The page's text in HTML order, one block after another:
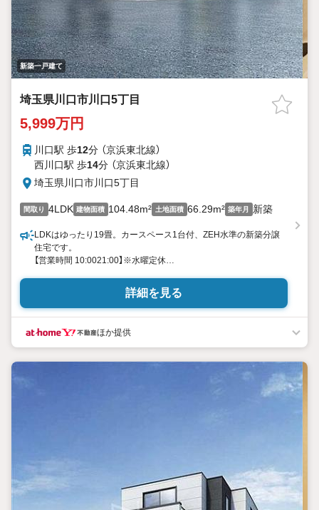
新築一戸建て
埼玉県川口市川口5丁目
5,999万円
川口駅 歩12分 （京浜東北線）
西川口駅 歩14分 （京浜東北線）
埼玉県川口市川口5丁目
間取り 4LDK 建物面積 104.48m² 土地面積 66.29m² 築年月 新築
LDKはゆったり19畳。カースペース1台付、ZEH水準の新築分譲
住宅です。
【営業時間 10:0021:00】※水曜定休
現地を見学される場合は「室内・現地を見学する（無料）」ボタンよ
り
す。
◎現地のご案内について
・経験豊富なスタッフが物件詳細を丁寧にご説明いたします。
まずは家探しについて話を聞きたいという方も大歓迎です！
年間8000棟以上の限定物件を発表しているオープンハウスだから
出会える物件が多数ございます。
詳細を見る
ほか提供